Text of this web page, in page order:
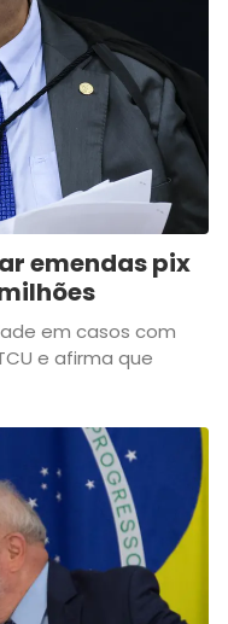
emendas pix
em casos com
e afirma que